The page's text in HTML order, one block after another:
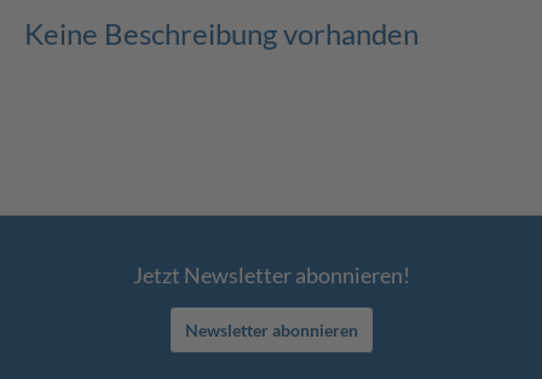
Keine Beschreibung vorhanden
Jetzt Newsletter abonnieren!
Newsletter abonnieren